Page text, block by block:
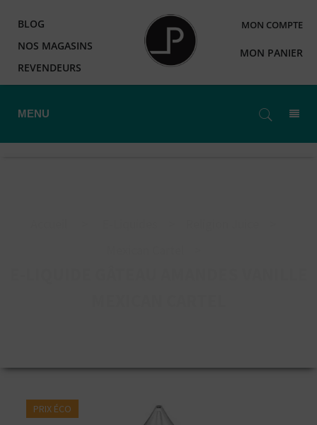
BLOG
NOS MAGASINS
REVENDEURS
MON COMPTE
MON PANIER
MENU
PRIX ÉCO